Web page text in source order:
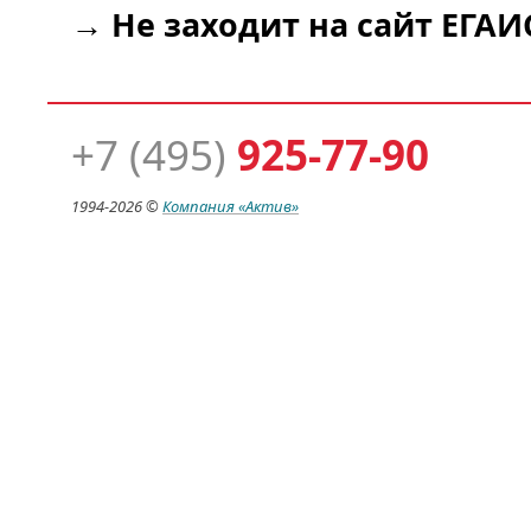
→ Не заходит на сайт
+7 (495) 925-77-90
1994-2026 ©Компания«Актив»